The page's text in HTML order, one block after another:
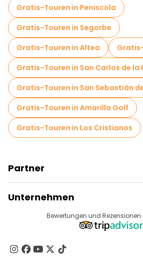
Kostenlose Nachtwanderungen in
Fahrradtouren in Valencia
Food-Touren in Valencia
Gratis-Touren in Peniscola
Gratis-Touren in Segorbe
Gratis-Touren in Altea
Gratis-Touren in San Carlos de la
Gratis-Touren in San Sebastián
Gratis-Touren in Amarilla Golf
Gratis-Touren in Los Cristianos
Partner
Anbieter-Anmeldung
Affiliate-Programm
Unternehmen
Reiseziele
Kontakt
Bewertungen und